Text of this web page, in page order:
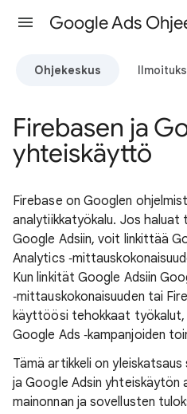
Google Ads
Ohjekeskus
Firebasen ja
yhteiskäyttö
Firebase on Googlen
analytiikkatyökalu. Jos
Google Adsiin, voit linkittää
Analytics
Kun linkität Google Adsiin
‑mittauskokonaisuuden tai
käyttöösi tehokkaat työkalut,
Google Ads ‑kampanjoiden
Tämä artikkeli on
ja Google Adsin yhteiskäytön
mainonnan ja sovellusten